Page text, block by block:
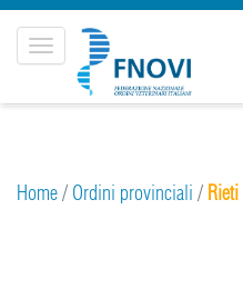
Toggle
navigation
Home/ Ordini provinciali / Rieti